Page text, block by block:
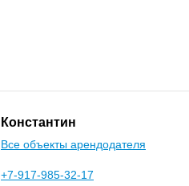
Константин
Все объекты арендодателя
+7-917-985-32-17